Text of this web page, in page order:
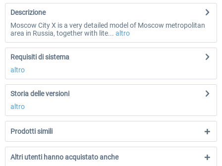
Descrizione
Moscow City X is a very detailed model of Moscow metropolitan
area in Russia, together with lite... altro
Requisiti di sistema
altro
Storia delle versioni
altro
Prodotti simili
Altri utenti hanno acquistato anche